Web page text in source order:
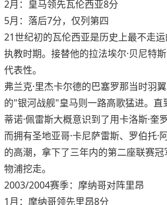
2月：皇马领先瓦伦西亚8分
5月：落后7分，仅列第四
21世纪初的瓦伦西亚是历史上最不走
执教时期。接替他的拉法埃尔·贝尼特
代表性。
弗兰克·里杰卡尔德的巴塞罗那当时羽
的"银河战舰"皇马则一路高歌猛进。
蒂诺·佩雷斯大概意识到了用卡洛斯·奎
而拥有圣地亚哥·卡尼萨雷斯、罗伯托
的高潮，拿下了三年内的第二座联赛
物浦挖走。
2003/2004赛季：摩纳哥对阵里昂
1月：摩纳哥领先里昂8分